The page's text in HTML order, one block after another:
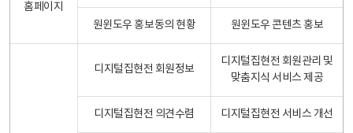
홈페이지
원윈도우 홍보동의 현황 원윈도우 콘텐츠 홍보
디지털집현전 회원정보
디지털집현전 회원관리 및
맞춤지식 서비스 제공
디지털집현전 의견수렴 디지털집현전 서비스 개선